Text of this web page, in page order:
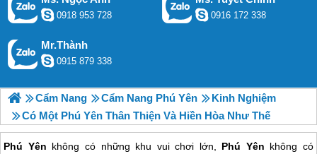
0918 953 728 0916 172 338
Mr.Thành
0915 879 338
Cẩm Nang Cẩm Nang Phú Yên
Kinh Nghiệm
Có Một Phú Yên Thân Thiện Và Hiền Hòa Như Thế
Phú Yên không có những khu vui chơi lớn, Phú Yên không có